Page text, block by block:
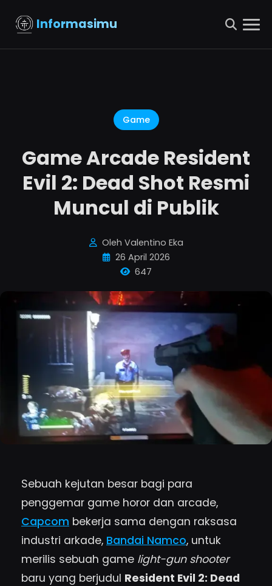
Informasimu
Game
Game Arcade Resident
Evil 2: Dead Shot Resmi
Muncul di Publik
Oleh Valentino Eka
26 April 2026
647
Sebuah kejutan besar bagi para
penggemar game horor dan arcade,
Capcom bekerja sama dengan raksasa
industri arkade, Bandai Namco, untuk
merilis sebuah game light-gun shooter
baru yang berjudul Resident Evil 2: Dead